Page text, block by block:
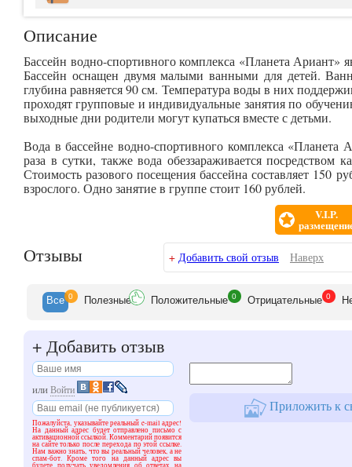
Описание
Бассейн водно-спортивного комплекса «Планета Ариант»
Бассейн оснащен двумя малыми ванными для детей.
глубина равняется 90 см. Температура воды в них
проходят групповые и индивидуальные занятия по
выходные дни родители могут купаться вместе с детьми.
Вода в бассейне водно-спортивного комплекса «Планета
раза в сутки, также вода обеззараживается посредством
Стоимость разового посещения бассейна составляет 150
взрослого. Одно занятие в группе стоит 160 рублей.
V.I.P.
Отзывы + Добавить свой отзыв Наверх
Все 0 Полезные Положительные 0 Отрицательные 0
+ Добавить отзыв
илиВойти
Пожалуйста, указывайте реальный e-mail адрес!
На данный адрес будет отправлено письмо с
активационной ссылкой. Комментарий появится
на сайте только после перехода по этой ссылке.
Нам важно знать, что вы реальный человек, а не
спам-бот. Кроме того на данный адрес вы
Приложить к